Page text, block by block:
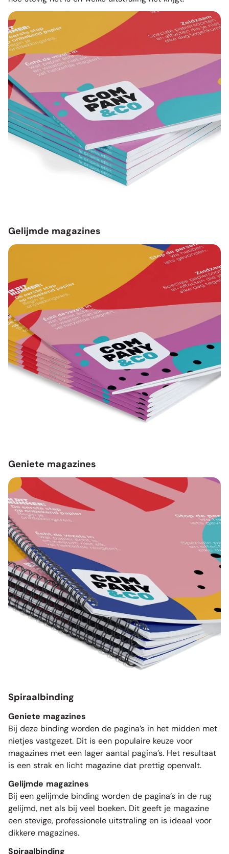
Gelijmde magazines
Geniete magazines
Spiraalbinding
Geniete magazines
Bij deze binding worden de pagina’s in het midden met
nietjes vastgezet. Dit is een populaire keuze voor
magazines met een lager aantal pagina’s. Het resultaat
is een strak en licht magazine dat prettig openvalt.
Gelijmde magazines
Bij een gelijmde binding worden de pagina’s in de rug
gelijmd, net als bij veel boeken. Dit geeft je magazine
een stevige, professionele uitstraling en is ideaal voor
dikkere magazines.
Spiraalbinding